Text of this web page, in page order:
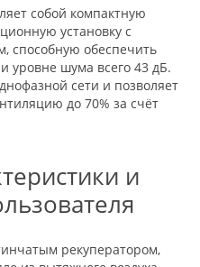
собой компактную
установку с
способную обеспечить
уровне шума всего 43 дБ.
сети и позволяет
до 70% за счёт
и
рекуператором,